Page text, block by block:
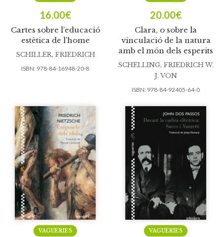
Cartes sobre l’educació
estètica de l’home
16.00€
SCHILLER, FRIEDRICH
ISBN: 978-84-16948-20-8
Clara, o sobre la
vinculació de la natura
amb el món dels esperits
20.00€
SCHELLING, FRIEDRICH W.
J. VON
ISBN: 978-84-92405-64-0
VAGUERIES VAGUERIES